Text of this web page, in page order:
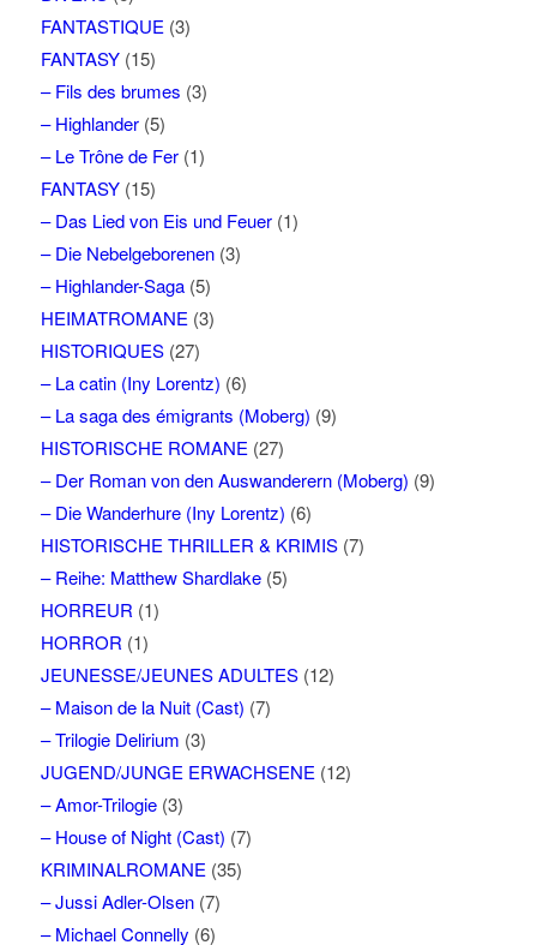
FANTASTIQUE (3)
FANTASY(15)
– Fils des brumes (3)
– Highlander(5)
– Le Trône de Fer(1)
FANTASY(15)
– Das Lied von Eis und Feuer(1)
– Die Nebelgeborenen(3)
– Highlander-Saga(5)
HEIMATROMANE (3)
HISTORIQUES(27)
– La catin (Iny Lorentz) (6)
– La saga des émigrants (Moberg) (9)
HISTORISCHE ROMANE (27)
– Der Roman von den Auswanderern (Moberg) (9)
– Die Wanderhure (Iny Lorentz) (6)
HISTORISCHE THRILLER & KRIMIS(7)
– Reihe: Matthew Shardlake(5)
HORREUR (1)
HORROR (1)
JEUNESSE/JEUNES ADULTES(12)
– Maison de la Nuit (Cast) (7)
– Trilogie Delirium (3)
JUGEND/JUNGE ERWACHSENE (12)
– Amor-Trilogie(3)
– House of Night (Cast) (7)
KRIMINALROMANE (35)
– Jussi Adler-Olsen(7)
– Michael Connelly (6)